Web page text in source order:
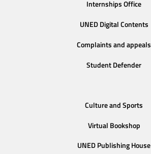
Internships Office
UNED Digital Contents
Complaints and appeals
Student Defender
Culture and Sports
Virtual Bookshop
UNED Publishing House